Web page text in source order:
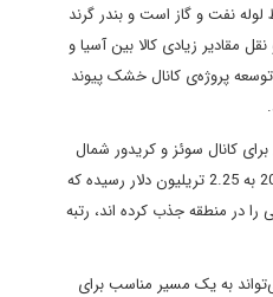
نفت و گاز است و بندر گرند
مقادیر زیادی کالا بین آسیا و
پروژه‌ی کانال خشک پیوند
کانال سوئز و کریدور شمال
جنوب عمل کند. لازم به ذکر است که میزان سرمایه‌گذاری چین در غرب آسیا و کشورهای عربی آفریقا در بین سال‌های 2005 تا 2022 به 2.25 تریلیون دلار رسیده که
در منطقه جذب کرده اند، رتبه
به یک مسیر مناسب برای